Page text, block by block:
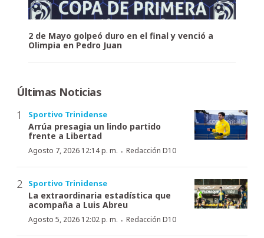
2 de Mayo golpeó duro en el final y venció a
Olimpia en Pedro Juan
Últimas Noticias
Sportivo Trinidense
Arrúa presagia un lindo partido
frente a Libertad
Agosto 7, 2026 12:14 p. m. · Redacción D10
Sportivo Trinidense
La extraordinaria estadística que
acompaña a Luis Abreu
Agosto 5, 2026 12:02 p. m. · Redacción D10